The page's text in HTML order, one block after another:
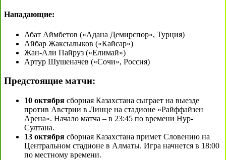
Нападающие:
Абат Аймбетов («Адана Демирспор», Турция)
Айбар Жаксылыков («Кайсар»)
Жан-Али Пайруз («Елимай»)
Артур Шушеначев («Сочи», Россия)
Предстоящие матчи:
10 октября сборная Казахстана сыграет на выезде
против Австрии в Линце на стадионе «Райффайзен
Арена». Начало матча – в 23:45 по времени Нур-
Султана.
13 октября сборная Казахстана примет Словению на
Центральном стадионе в Алматы. Игра начнется в 18:00
по местному времени.